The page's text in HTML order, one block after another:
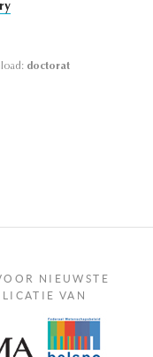
doctorat
NIEUWSTE
VAN